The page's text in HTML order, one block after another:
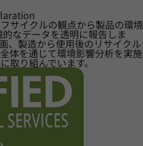
サイクルの観点から製品の環境
なデータを透明に報告しま
、製造から使用後のリサイクル
体を通じて環境影響分析を実施
取り組んでいます。